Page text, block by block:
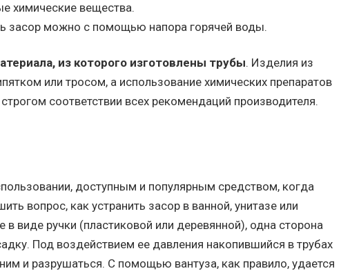
химические вещества.
засор можно с помощью напора горячей воды.
из которого изготовлены трубы. Изделия из
или тросом, а использование химических препаратов
соответствии всех рекомендаций производителя.
доступным и популярным средством, когда
вопрос, как устранить засор в ванной, унитазе или
в виде ручки (пластиковой или деревянной), одна сторона
Под воздействием ее давления накопившийся в трубах
и разрушаться. С помощью вантуза, как правило, удается